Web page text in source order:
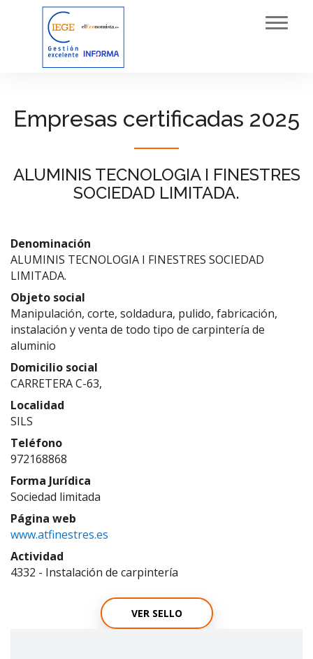
Empresas certificadas 2025
ALUMINIS TECNOLOGIA I FINESTRES
SOCIEDAD LIMITADA.
Denominación
ALUMINIS TECNOLOGIA I FINESTRES SOCIEDAD
LIMITADA.
Objeto social
Manipulación, corte, soldadura, pulido, fabricación,
instalación y venta de todo tipo de carpintería de
aluminio
Domicilio social
CARRETERA C-63,
Localidad
SILS
Teléfono
972168868
Forma Jurídica
Sociedad limitada
Página web
www.atfinestres.es
Actividad
4332 - Instalación de carpintería
VER SELLO